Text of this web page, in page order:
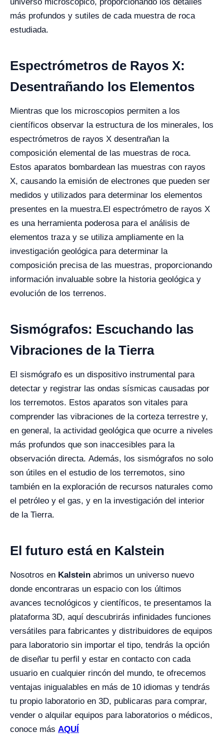
más profundos y sutiles de cada muestra de roca
estudiada.
Espectrómetros de Rayos X:
Desentrañando los Elementos
Mientras que los microscopios permiten a los
científicos observar la estructura de los minerales, los
espectrómetros de rayos X desentrañan la
composición elemental de las muestras de roca.
Estos aparatos bombardean las muestras con rayos
X, causando la emisión de electrones que pueden ser
medidos y utilizados para determinar los elementos
presentes en la muestra.El espectrómetro de rayos X
es una herramienta poderosa para el análisis de
elementos traza y se utiliza ampliamente en la
investigación geológica para determinar la
composición precisa de las muestras, proporcionando
información invaluable sobre la historia geológica y
evolución de los terrenos.
Sismógrafos: Escuchando las
Vibraciones de la Tierra
El sismógrafo es un dispositivo instrumental para
detectar y registrar las ondas sísmicas causadas por
los terremotos. Estos aparatos son vitales para
comprender las vibraciones de la corteza terrestre y,
en general, la actividad geológica que ocurre a niveles
más profundos que son inaccesibles para la
observación directa. Además, los sismógrafos no solo
son útiles en el estudio de los terremotos, sino
también en la exploración de recursos naturales como
el petróleo y el gas, y en la investigación del interior
de la Tierra.
El futuro está en Kalstein
Nosotros en Kalstein abrimos un universo nuevo
donde encontraras un espacio con los últimos
avances tecnológicos y científicos, te presentamos la
plataforma 3D, aquí descubrirás infinidades funciones
versátiles para fabricantes y distribuidores de equipos
para laboratorio sin importar el tipo, tendrás la opción
de diseñar tu perfil y estar en contacto con cada
usuario en cualquier rincón del mundo, te ofrecemos
ventajas inigualables en más de 10 idiomas y tendrás
tu propio laboratorio en 3D, publicaras para comprar,
vender o alquilar equipos para laboratorios o médicos,
conoce más AQUÍ